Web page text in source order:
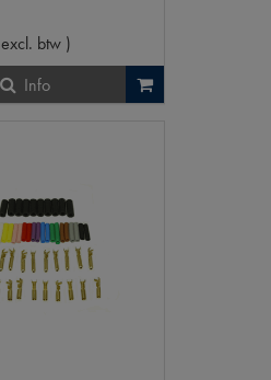
excl. btw )
Info